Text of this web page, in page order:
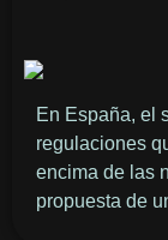
En España, el
regulaciones
encima de las
propuesta de